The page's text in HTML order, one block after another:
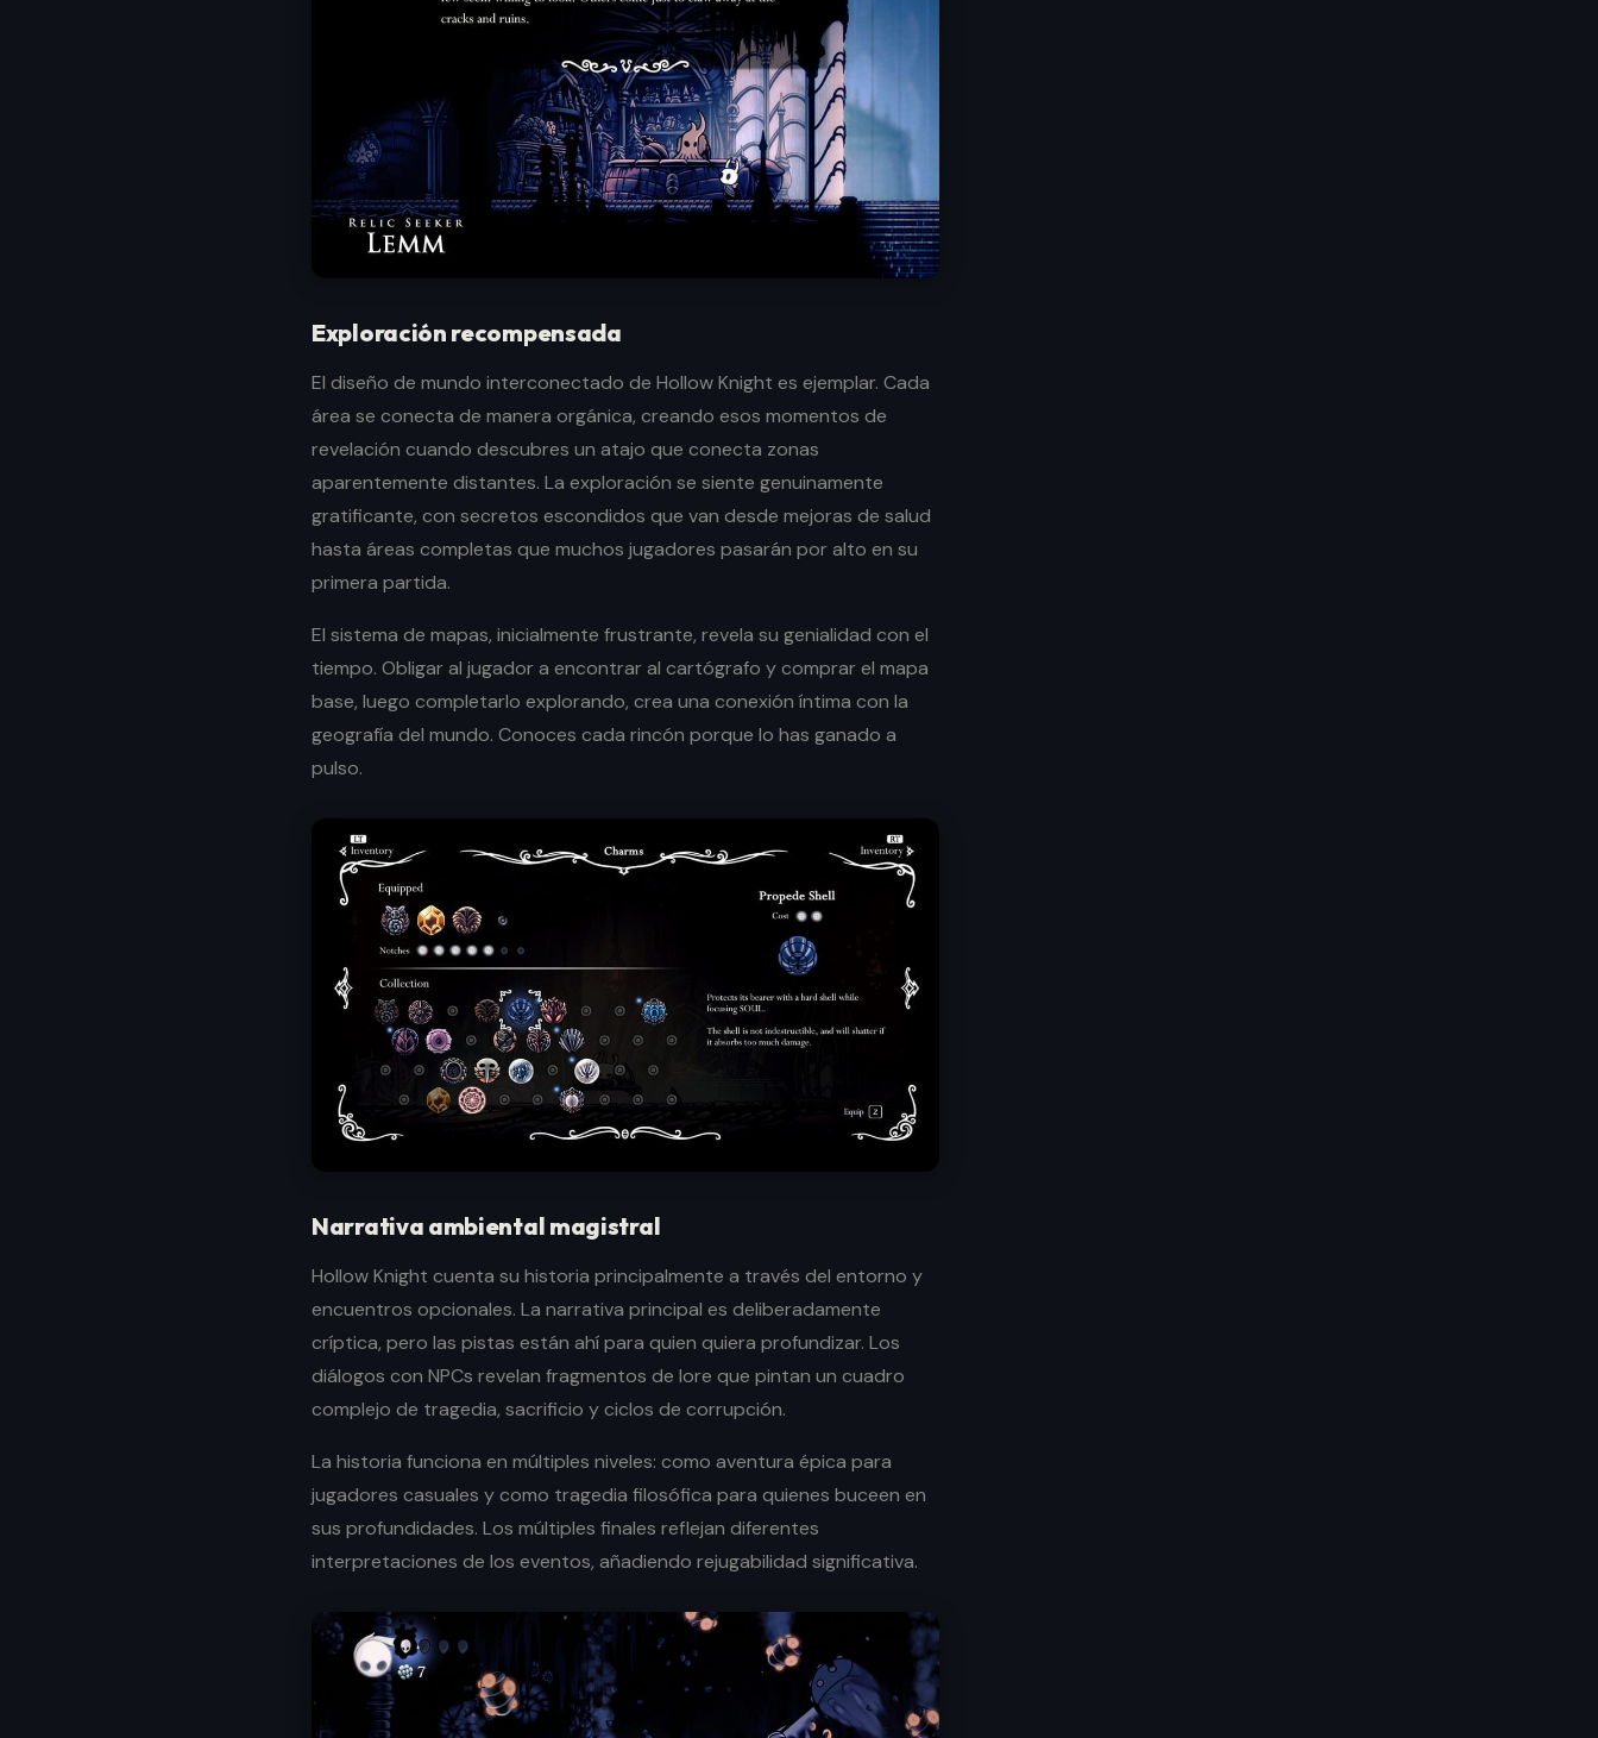
Exploración recompensada
El diseño de mundo interconectado de Hollow Knight es ejemplar. Cada
área se conecta de manera orgánica, creando esos momentos de
revelación cuando descubres un atajo que conecta zonas
aparentemente distantes. La exploración se siente genuinamente
gratificante, con secretos escondidos que van desde mejoras de salud
hasta áreas completas que muchos jugadores pasarán por alto en su
primera partida.
El sistema de mapas, inicialmente frustrante, revela su genialidad con el
tiempo. Obligar al jugador a encontrar al cartógrafo y comprar el mapa
base, luego completarlo explorando, crea una conexión íntima con la
geografía del mundo. Conoces cada rincón porque lo has ganado a
pulso.
Narrativa ambiental magistral
Hollow Knight cuenta su historia principalmente a través del entorno y
encuentros opcionales. La narrativa principal es deliberadamente
críptica, pero las pistas están ahí para quien quiera profundizar. Los
diálogos con NPCs revelan fragmentos de lore que pintan un cuadro
complejo de tragedia, sacrificio y ciclos de corrupción.
La historia funciona en múltiples niveles: como aventura épica para
jugadores casuales y como tragedia filosófica para quienes buceen en
sus profundidades. Los múltiples finales reflejan diferentes
interpretaciones de los eventos, añadiendo rejugabilidad significativa.